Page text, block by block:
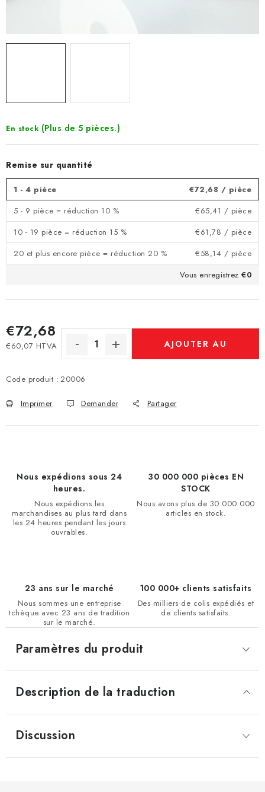
En stock (Plus de 5 pièces.)
Remise sur quantité
1 - 4 pièce €72,68 / pièce
5 - 9 pièce = réduction 10 %
€65,41 / pièce
10 - 19 pièce = réduction 15 %
€61,78 / pièce
20 et plus encore pièce = réduction 20 %
€58,14 / pièce
Vous enregistrez €0
€72,68
€60,07 HTVA
Prix de la mesure:
AJOUTER AU
Code produit : 20006
Imprimer Demander Partager
Nous expédions sous 24
heures.
Nous expédions les
marchandises au plus tard dans
les 24 heures pendant les jours
ouvrables.
30 000 000 pièces EN
STOCK
Nous avons plus de 30 000 000
articles en stock.
23 ans sur le marché
Nous sommes une entreprise
tchèque avec 23 ans de tradition
sur le marché.
100 000+ clients satisfaits
Des milliers de colis expédiés et
de clients satisfaits.
Description de la traduction
Paramètres du produit
Discussion